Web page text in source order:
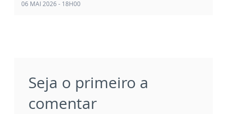
06 MAI 2026 - 18H00
Seja o primeiro a
comentar